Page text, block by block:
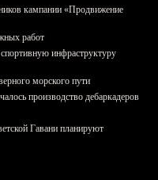
кампании «Продвижение
работ
инфраструктуру
морского пути
производство дебаркадеров
Гавани планируют